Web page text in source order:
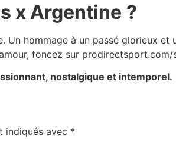
x Argentine ?
Un hommage à un passé glorieux et
foncez sur
nostalgique et intemporel.
indiqués avec *